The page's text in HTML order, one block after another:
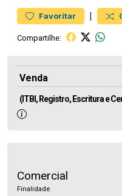
Favoritar |
Compartilhe:
Venda
(ITBI, Registro, Escritura e
Comercial
Finalidade